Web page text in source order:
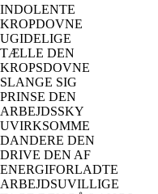
INDOLENTE
KROPDOVNE
UGIDELIGE
TÆLLE DEN
KROPSDOVNE
SLANGE SIG
PRINSE DEN
ARBEJDSSKY
UVIRKSOMME
DANDERE DEN
DRIVE DEN AF
ENERGIFORLADTE
ARBEJDSUVILLIGE